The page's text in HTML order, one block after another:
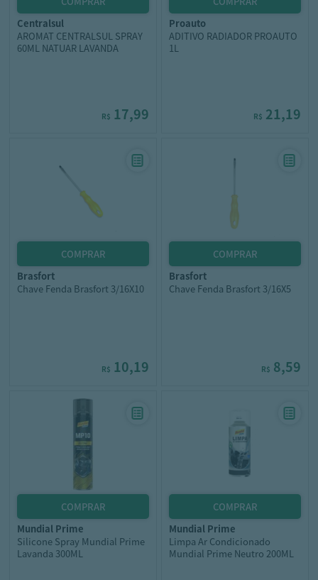
centralsul
AROMAT CENTRALSUL SPRAY
60ML NATUAR LAVANDA
R$ 17,99
proauto
ADITIVO RADIADOR PROAUTO
1L
R$ 21,19
brasfort
Chave Fenda Brasfort 3/16X10
R$ 10,19
brasfort
Chave Fenda Brasfort 3/16X5
R$ 8,59
mundial prime
Silicone Spray Mundial Prime
Lavanda 300ML
mundial prime
Limpa Ar Condicionado
Mundial Prime Neutro 200ML